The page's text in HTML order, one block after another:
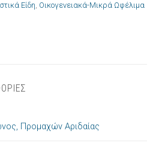
Είδη, Οικογενειακά-Μικρά Ωφέλιμα
Προμαχών Αριδαίας